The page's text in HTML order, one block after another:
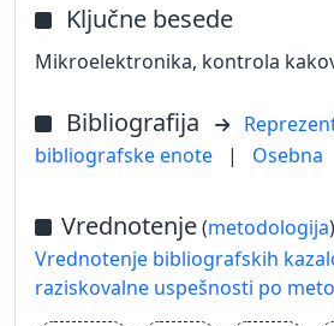
Ključne besede
Mikroelektronika, kontrola
Bibliografija
bibliografske enote
| Osebna
Vrednotenje(metodologija)
Vrednotenje bibliografskih
raziskovalne uspešnosti po